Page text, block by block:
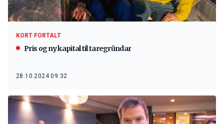
KORT FORTALT
Pris og ny kapital til taregründar
28.10.2024 09:32